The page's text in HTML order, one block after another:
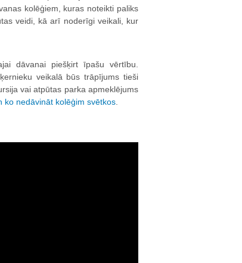
kolēģiem, kuras noteikti paliks
veidi, kā arī noderīgi veikali, kur
dāvanai piešķirt īpašu vērtību.
veikalā būs trāpījums tieši
vai atpūtas parka apmeklējums
ko nedāvināt kolēģim svētkos